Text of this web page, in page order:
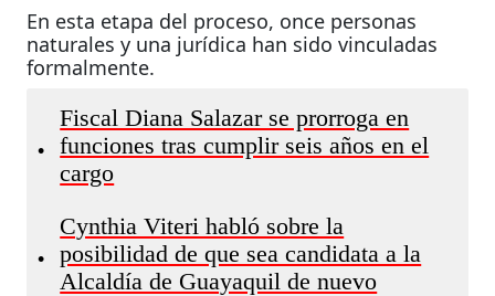
En esta etapa del proceso, once personas
naturales y una jurídica han sido vinculadas
formalmente.
•
Fiscal Diana Salazar se prorroga en
funciones tras cumplir seis años en el
cargo
•
Cynthia Viteri habló sobre la
posibilidad de que sea candidata a la
Alcaldía de Guayaquil de nuevo